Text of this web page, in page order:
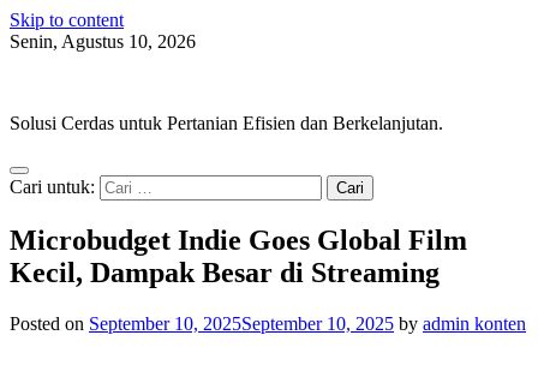
Skip to content
Senin, Agustus 10, 2026
Solusi Cerdas untuk Pertanian Efisien dan Berkelanjutan.
Cari untuk:
Microbudget Indie Goes Global Film
Kecil, Dampak Besar di Streaming
Posted on September 10, 2025September 10, 2025 by admin konten